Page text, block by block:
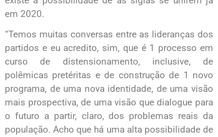
em 2020.
“Temos muitas conversas entre as lideranças dos
partidos e eu acredito, sim, que é 1 processo em
curso de distensionamento, inclusive, de
polêmicas pretéritas e de construção de 1 novo
programa, de uma nova identidade, de uma visão
mais prospectiva, de uma visão que dialogue para
o futuro a partir, claro, dos problemas reais da
população. Acho que há uma alta possibilidade de